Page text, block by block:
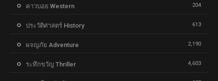
คาวบอย Western 204
ประวัติศาสตร์ History 613
ผจญภัย Adventure 2,190
ระทึกขวัญ Thriller 4,603